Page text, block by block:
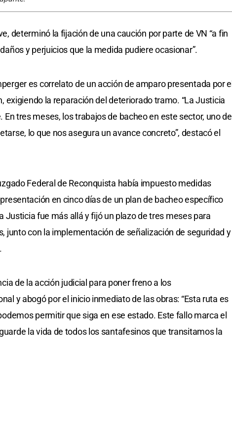
determinó la fijación de una caución por parte de VN “a fin
y perjuicios que la medida pudiere ocasionar”.
es correlato de un acción de amparo presentada por el
exigiendo la reparación del deteriorado tramo. “La Justicia
tres meses, los trabajos de bacheo en este sector, uno de
lo que nos asegura un avance concreto”, destacó el
Federal de Reconquista había impuesto medidas
en cinco días de un plan de bacheo específico
Justicia fue más allá y fijó un plazo de tres meses para
junto con la implementación de señalización de seguridad y
de la acción judicial para poner freno a los
y abogó por el inicio inmediato de las obras: “Esta ruta es
permitir que siga en ese estado. Este fallo marca el
la vida de todos los santafesinos que transitamos la